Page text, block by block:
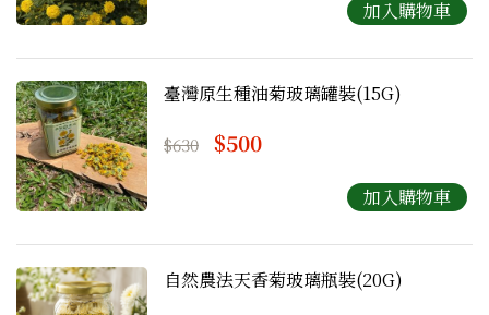
臺灣原生種油菊玻璃罐裝(15G)
$630 $500
自然農法天香菊玻璃瓶裝(20G)